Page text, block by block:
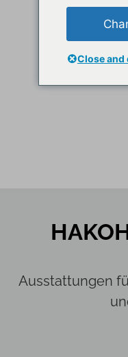
Mit
Ausstattungen
Close and